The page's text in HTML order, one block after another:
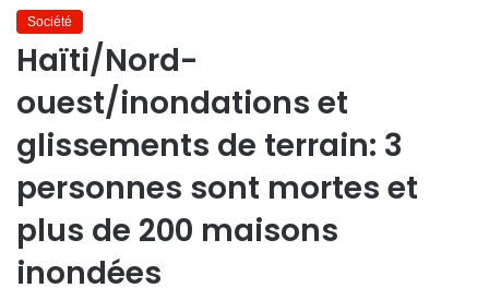
Société
Haïti/Nord-
ouest/inondations et
glissements de terrain: 3
personnes sont mortes et
plus de 200 maisons
inondées